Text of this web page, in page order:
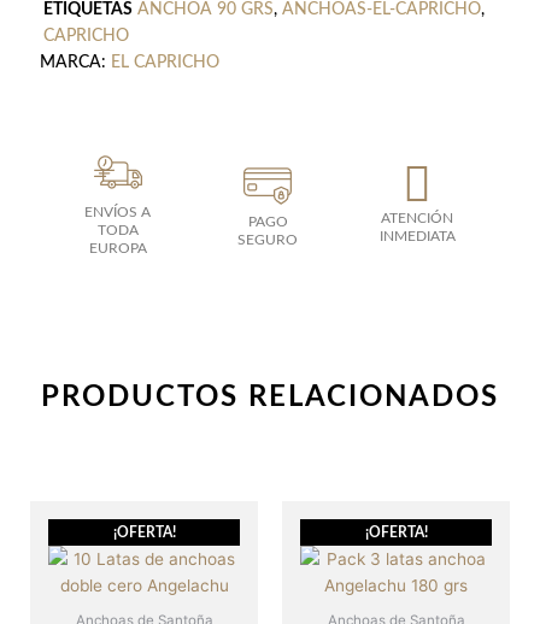
ETIQUETAS ANCHOA 90 GRS, ANCHOAS-EL-CAPRICHO,
CAPRICHO
MARCA: EL CAPRICHO
ENVÍOS A
TODA
EUROPA
PAGO
SEGURO
ATENCIÓN
INMEDIATA
PRODUCTOS RELACIONADOS
¡OFERTA!
Anchoas de Santoña
El
precio
original
era:
El
precio
actual
es:
¡OFERTA!
Anchoas de Santoña
El
precio
original
era:
El